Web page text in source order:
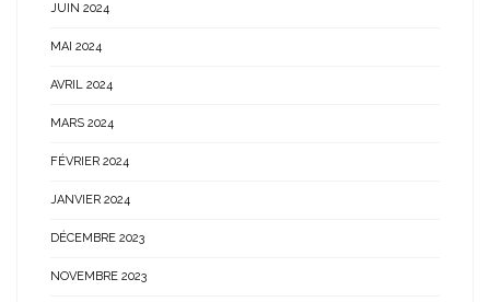
JUIN 2024
MAI 2024
AVRIL 2024
MARS 2024
FÉVRIER 2024
JANVIER 2024
DÉCEMBRE 2023
NOVEMBRE 2023